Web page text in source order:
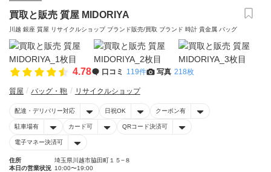
買取と販売 質屋 MIDORIYA
川越 銀座 質屋 リサイクルショップ ブランド販売/買取 ブランド 時計 貴金属 バッグ
4.78 口コミ 119件 写真 218枚
質屋 バッグ・鞄 リサイクルショップ
配達・デリバリー対応 日祝OK クーポン有
駐車場有 カード可 QRコード決済可
電子マネー決済可
住所
埼玉県川越市脇田町１５−８
本日の営業状況 10:00〜19:00